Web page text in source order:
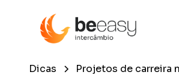
Dicas Projetos de carreira